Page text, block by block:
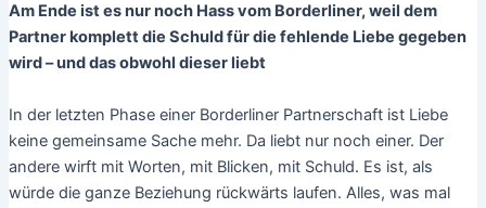
Am Ende ist es nur noch Hass vom Borderliner, weil dem
Partner komplett die Schuld für die fehlende Liebe gegeben
wird – und das obwohl dieser liebt
In der letzten Phase einer Borderliner Partnerschaft ist Liebe
keine gemeinsame Sache mehr. Da liebt nur noch einer. Der
andere wirft mit Worten, mit Blicken, mit Schuld. Es ist, als
würde die ganze Beziehung rückwärts laufen. Alles, was mal